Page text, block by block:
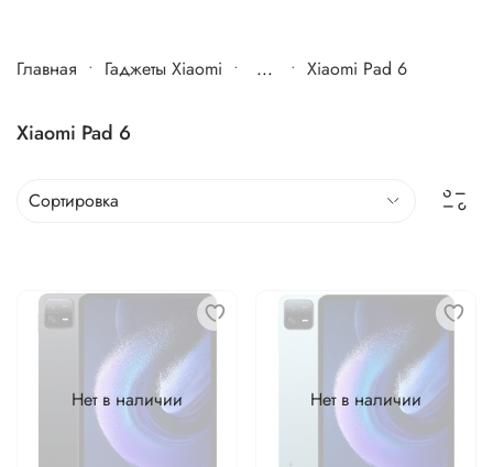
Главная Гаджеты Xiaomi ... Xiaomi Pad 6
Xiaomi Pad 6
Нет в наличии Нет в наличии